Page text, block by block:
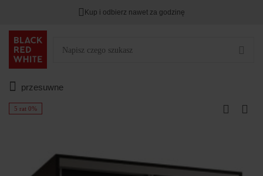
Kup i odbierz nawet za godzinę
przesuwne
5 rat 0%